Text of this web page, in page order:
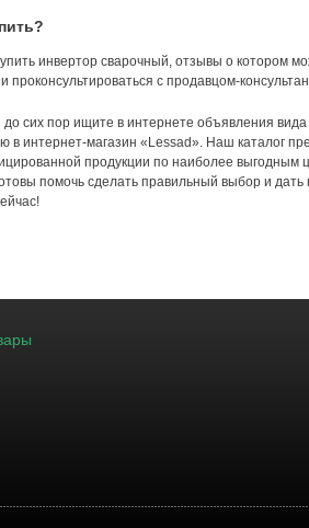
инвертор сварочный, отзывы о котором
проконсультироваться с продавцом-
до сих пор ищите в интернете объявления
в интернет-магазин «Lessad». Наш каталог
продукции по наиболее выгодным
помочь сделать правильный выбор и